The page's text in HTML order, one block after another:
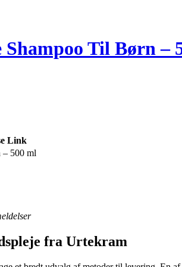
Til Børn –
Link
– 500 ml
fra Urtekram